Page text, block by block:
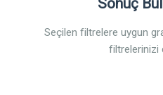
Sonuç
Seçilen filtrelere uygun
filtrelerinizi